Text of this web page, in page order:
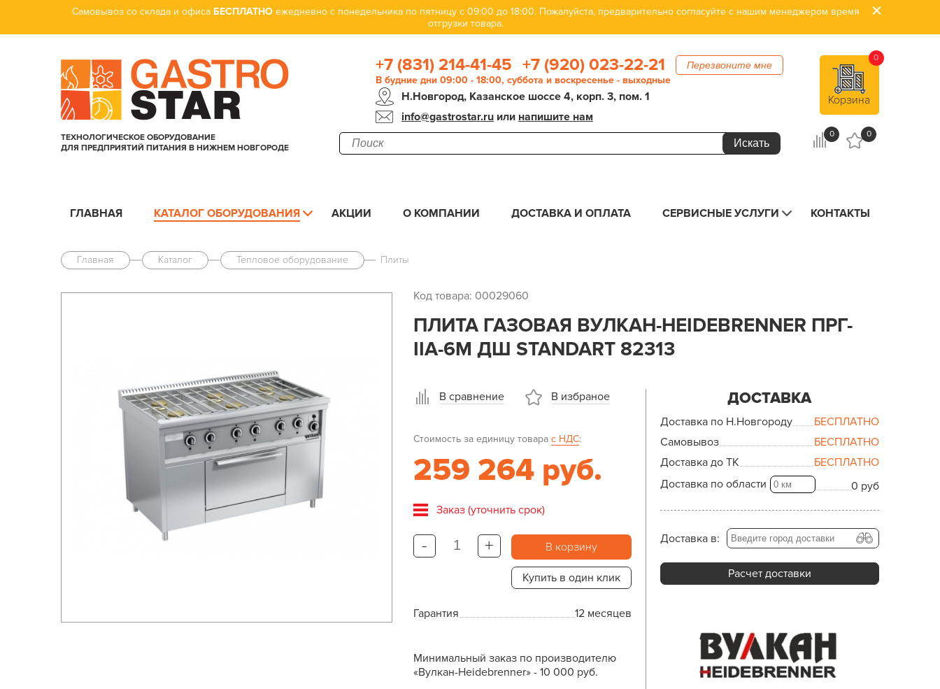
Самовывоз со склада и офиса БЕСПЛАТНО ежедневно с понедельника по пятницу с 09:00 до 18:00. Пожалуйста, предварительно согласуйте с нашим менеджером время
отгрузки товара.
ТЕХНОЛОГИЧЕСКОЕ ОБОРУДОВАНИЕ
ДЛЯ ПРЕДПРИЯТИЙ ПИТАНИЯ В НИЖНЕМ НОВГОРОДЕ
+7 (831) 214-41-45 +7 (920) 023-22-21 Перезвоните мне
В будние дни 09:00 - 18:00, суббота и воскресенье - выходные
Н.Новгород, Казанское шоссе 4, корп. 3, пом. 1
info@gastrostar.ruили напишите нам
Корзина
0
0 0
ГЛАВНАЯ КАТАЛОГ ОБОРУДОВАНИЯ АКЦИИ О КОМПАНИИ ДОСТАВКА И ОПЛАТА СЕРВИСНЫЕ УСЛУГИ КОНТАКТЫ
Главная Каталог Тепловое оборудование Плиты
Код товара: 00029060
ПЛИТА ГАЗОВАЯ ВУЛКАН-HEIDEBRENNER ПРГ-
IIA-6М ДШ STANDART 82313
В сравнение В избраное
Стоимость за единицу товара с НДС:
259 264 руб.
Заказ (уточнить срок)
- + В корзину
Купить в один клик
Гарантия 12 месяцев
Минимальный заказ по производителю
«Вулкан-Heidebrenner» - 10 000 руб.
ДОСТАВКА
Доставка по Н.Новгороду
БЕСПЛАТНО
Самовывоз
БЕСПЛАТНО
Доставка до ТК
БЕСПЛАТНО
Доставка по области
0 руб
Доставка в:
Расчет доставки